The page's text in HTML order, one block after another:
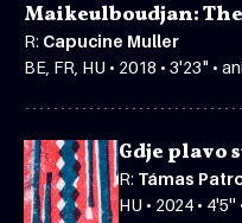
Maikeulboudjan:
R: Capucine Muller
BE, FR, HU • 2018 • 3'23" •
Gdje plavo
R: Támas
HU • 2024 • 4'5''